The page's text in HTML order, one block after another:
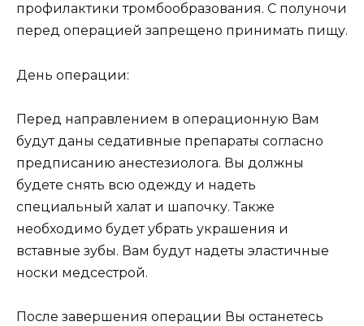
профилактики тромбообразования. С полуночи
перед операцией запрещено принимать пищу.
День операции:
Перед направлением в операционную Вам
будут даны седативные препараты согласно
предписанию анестезиолога. Вы должны
будете снять всю одежду и надеть
специальный халат и шапочку. Также
необходимо будет убрать украшения и
вставные зубы. Вам будут надеты эластичные
носки медсестрой.
После завершения операции Вы останетесь